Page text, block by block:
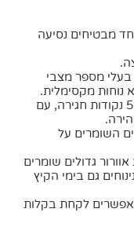
מבטיחים נסיעה
בעלי מספר מצבי
נוחות מקסימלית.
מערכת רצועות בטיחות עם 5 נקודות חגירה, עם
השומרים על
גדולים שומרים
גם בימי הקיץ
מאפשרים לקחת בקלות